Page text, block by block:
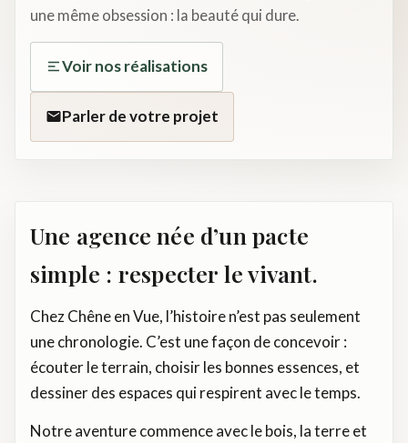
une même obsession : la beauté qui dure.
Voir nos réalisations
Parler de votre projet
Une agence née d’un pacte
simple : respecter le vivant.
Chez Chêne en Vue, l’histoire n’est pas seulement
une chronologie. C’est une façon de concevoir :
écouter le terrain, choisir les bonnes essences, et
dessiner des espaces qui respirent avec le temps.
Notre aventure commence avec le bois, la terre et